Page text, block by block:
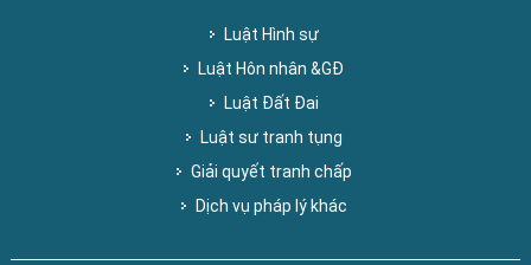
Luật Hình sự
Luật Hôn nhân &GĐ
Luật Đất Đai
Luật sư tranh tụng
Giải quyết tranh chấp
Dịch vụ pháp lý khác